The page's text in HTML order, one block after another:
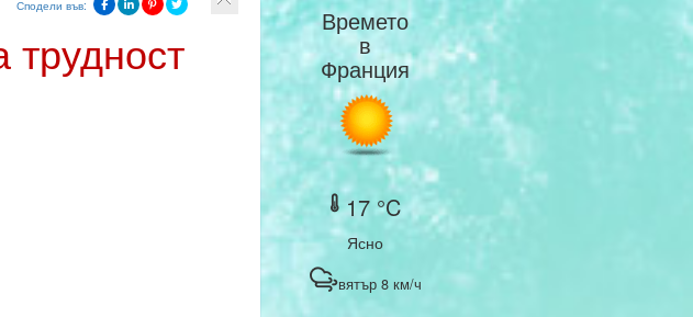
Сподели във: Времето
в
Франция
17 °C
Ясно
вятър 8 км/ч